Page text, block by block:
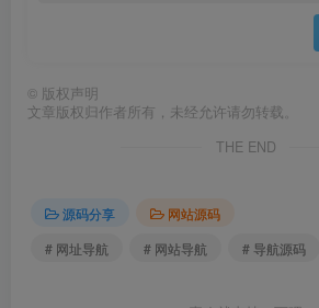
© 版权声明
文章版权归作者所有，未经允许请勿转载。
THE END
源码分享
网站源码
# 网址导航
# 网站导航 # 导航源码